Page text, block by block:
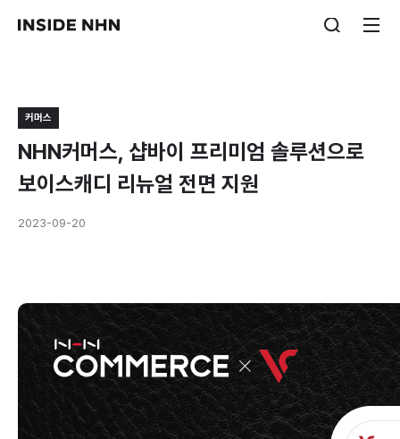
커머스
NHN커머스, 샵바이 프리미엄 솔루션으로
보이스캐디 리뉴얼 전면 지원
2023-09-20